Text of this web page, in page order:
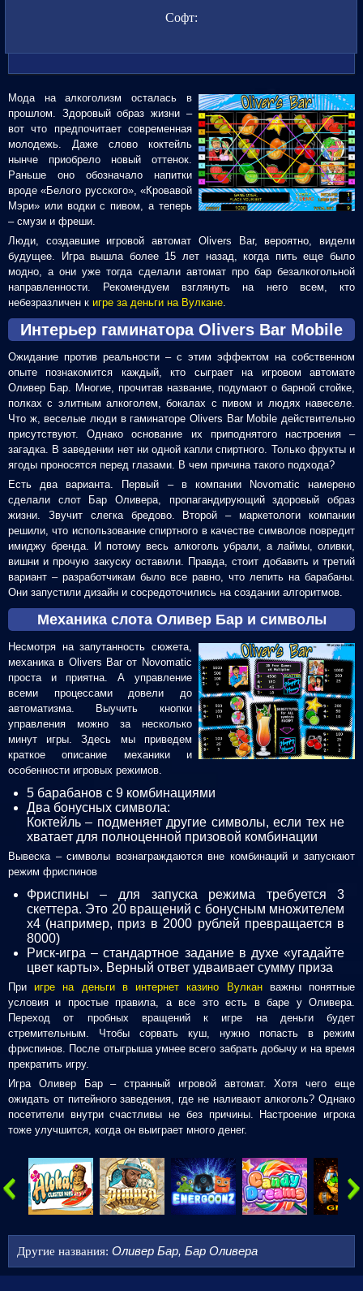
Софт:
Мода на алкоголизм осталась в
прошлом. Здоровый образ жизни –
вот что предпочитает современная
молодежь. Даже слово коктейль
нынче приобрело новый оттенок.
Раньше оно обозначало напитки
вроде «Белого русского», «Кровавой
Мэри» или водки с пивом, а теперь
– смузи и фреши.
Люди, создавшие игровой автомат Olivers Bar, вероятно, видели
будущее. Игра вышла более 15 лет назад, когда пить еще было
модно, а они уже тогда сделали автомат про бар безалкогольной
направленности. Рекомендуем взглянуть на него всем, кто
небезразличен к игре за деньги на Вулкане.
Интерьер гаминатора Olivers Bar Mobile
Ожидание против реальности – с этим эффектом на собственном
опыте познакомится каждый, кто сыграет на игровом автомате
Оливер Бар. Многие, прочитав название, подумают о барной стойке,
полках с элитным алкоголем, бокалах с пивом и людях навеселе.
Что ж, веселые люди в гаминаторе Olivers Bar Mobile действительно
присутствуют. Однако основание их приподнятого настроения –
загадка. В заведении нет ни одной капли спиртного. Только фрукты и
ягоды проносятся перед глазами. В чем причина такого подхода?
Есть два варианта. Первый – в компании Novomatic намерено
сделали слот Бар Оливера, пропагандирующий здоровый образ
жизни. Звучит слегка бредово. Второй – маркетологи компании
решили, что использование спиртного в качестве символов повредит
имиджу бренда. И потому весь алкоголь убрали, а лаймы, оливки,
вишни и прочую закуску оставили. Правда, стоит добавить и третий
вариант – разработчикам было все равно, что лепить на барабаны.
Они запустили дизайн и сосредоточились на создании алгоритмов.
Механика слота Оливер Бар и символы
Несмотря на запутанность сюжета,
механика в Olivers Bar от Novomatic
проста и приятна. А управление
всеми процессами довели до
автоматизма. Выучить кнопки
управления можно за несколько
минут игры. Здесь мы приведем
краткое описание механики и
особенности игровых режимов.
5 барабанов с 9 комбинациями
Два бонусных символа:
Коктейль – подменяет другие символы, если тех не
хватает для полноценной призовой комбинации
Вывеска – символы вознаграждаются вне комбинаций и запускают
режим фриспинов
Фриспины – для запуска режима требуется 3
скеттера. Это 20 вращений с бонусным множителем
x4 (например, приз в 2000 рублей превращается в
8000)
Риск-игра – стандартное задание в духе «угадайте
цвет карты». Верный ответ удваивает сумму приза
При игре на деньги в интернет казино Вулканважны понятные
условия и простые правила, а все это есть в баре у Оливера.
Переход от пробных вращений к игре на деньги будет
стремительным. Чтобы сорвать куш, нужно попасть в режим
фриспинов. После отыгрыша умнее всего забрать добычу и на время
прекратить игру.
Игра Оливер Бар – странный игровой автомат. Хотя чего еще
ожидать от питейного заведения, где не наливают алкоголь? Однако
посетители внутри счастливы не без причины. Настроение игрока
тоже улучшится, когда он выиграет много денег.
ИГРАТЬ ИГРАТЬ ИГРАТЬ
Другие названия: Оливер Бар, Бар Оливера